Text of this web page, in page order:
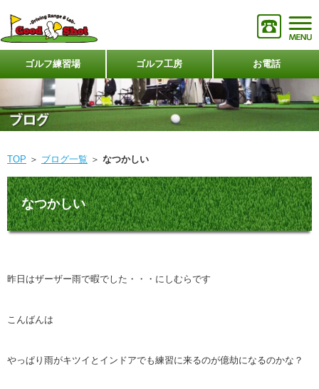
ゴルフ練習場 ゴルフ工房 お電話
TOP ＞ ブログ一覧 ＞ なつかしい
なつかしい
昨日はザーザー雨で暇でした・・・にしむらです
こんばんは
やっぱり雨がキツイとインドアでも練習に来るのが億劫になるのかな？